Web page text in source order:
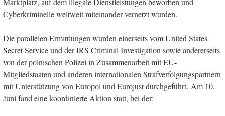
Marktplatz, auf dem illegale Dienstleistungen beworben und
Cyberkriminelle weltweit miteinander vernetzt wurden.
Die parallelen Ermittlungen wurden einerseits vom United States
Secret Service und der IRS Criminal Investigation sowie andererseits
von der polnischen Polizei in Zusammenarbeit mit EU-
Mitgliedstaaten und anderen internationalen Strafverfolgungspartnern
mit Unterstützung von Europol und Eurojust durchgeführt. Am 10.
Juni fand eine koordinierte Aktion statt, bei der: